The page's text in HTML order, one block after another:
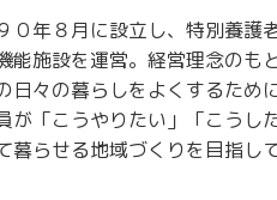
０年８月に設立し、特別養
能施設を運営。経営理念の
日々の暮らしをよくするため
が「こうやりたい」「こう
暮らせる地域づくりを目指し